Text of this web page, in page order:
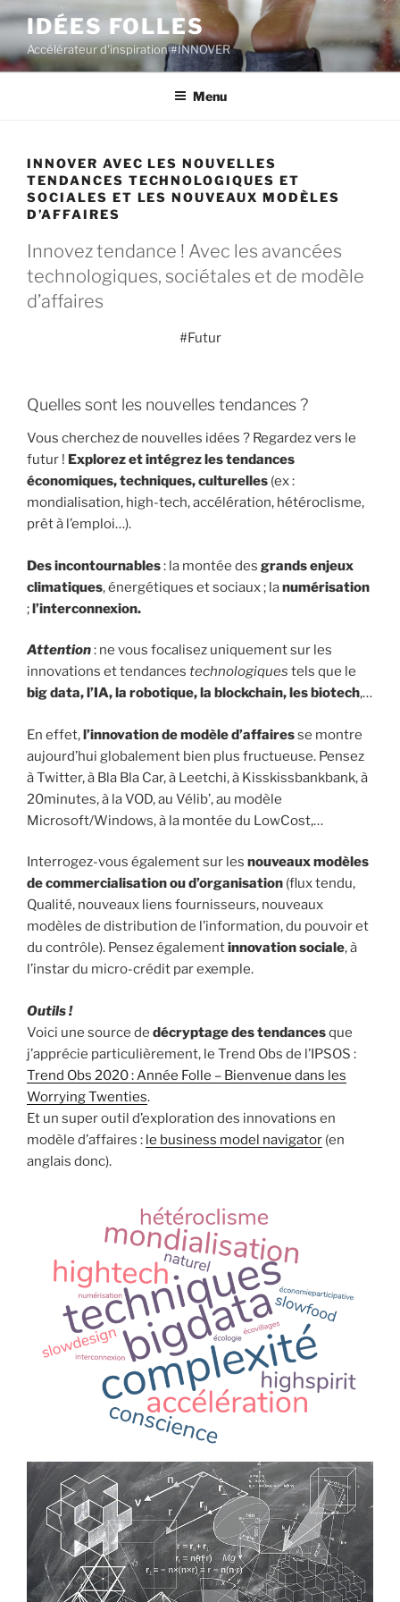
Aller
contenu
principal
IDÉES FOLLES
Accélérateur d'inspiration #INNOVER
Menu
INNOVER AVEC LES NOUVELLES
TENDANCES TECHNOLOGIQUES ET
SOCIALES ET LES NOUVEAUX MODÈLES
D’AFFAIRES
Innovez tendance ! Avec les avancées
technologiques, sociétales et de modèle
d’affaires
#Futur
Quelles sont les nouvelles tendances ?
Vous cherchez de nouvelles idées ? Regardez vers le
futur ! Explorez et intégrez les tendances
économiques, techniques, culturelles (ex :
mondialisation, high-tech, accélération, hétéroclisme,
prêt à l’emploi…).
Des incontournables: la montée des grands enjeux
climatiques, énergétiques et sociaux ; lanumérisation
;l’interconnexion.
Attention: ne vous focalisez uniquement sur les
innovations et tendances technologiques tels que le
big data, l’IA, la robotique, la blockchain, les biotech,…
En effet,l’innovation de modèle d’affairesse montre
aujourd’hui globalement bien plus fructueuse. Pensez
à Twitter, à Bla Bla Car, à Leetchi, à Kisskissbankbank, à
20minutes, à la VOD, au Vélib’, au modèle
Microsoft/Windows, à la montée du LowCost,…
Interrogez-vous également sur les nouveaux modèles
de commercialisation ou d’organisation (flux tendu,
Qualité, nouveaux liens fournisseurs, nouveaux
modèles de distribution de l’information, du pouvoir et
du contrôle). Pensez égalementinnovation sociale, à
l’instar du micro-crédit par exemple.
Outils !
Voici une source de décryptage des tendancesque
j’apprécie particulièrement, le Trend Obs de l’IPSOS :
Trend Obs 2020 : Année Folle – Bienvenue dans les
Worrying Twenties.
Et un super outil d’exploration des innovations en
modèle d’affaires : le business model navigator (en
anglais donc).